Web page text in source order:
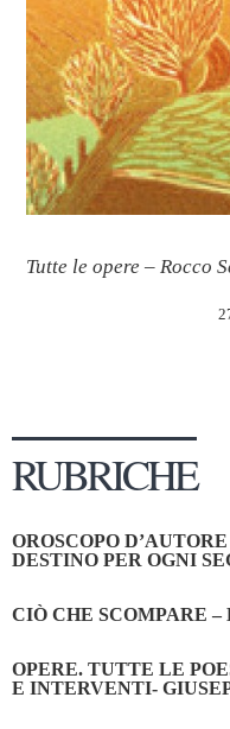
Tutte le opere – Rocco
RUBRICHE
OROSCOPO
DESTINO PER OGNI
CIÒ CHE SCOMPARE
OPERE. TUTTE LE
E INTERVENTI-